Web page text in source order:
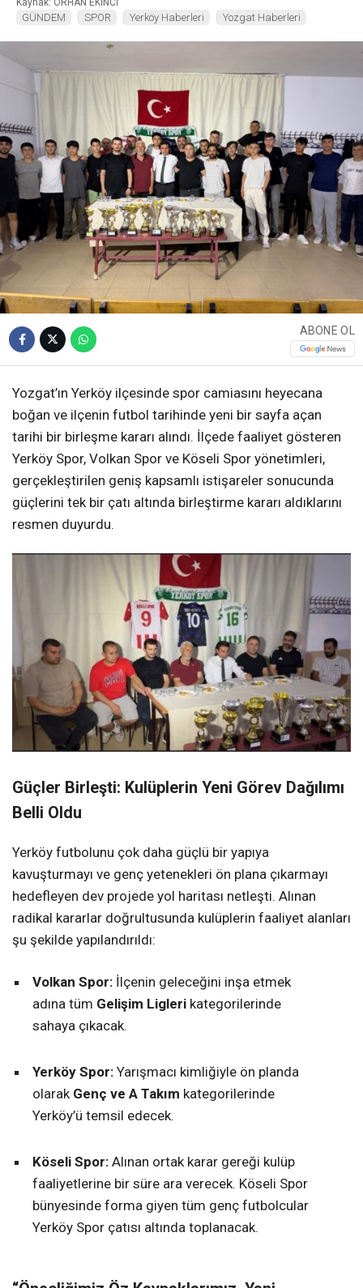
Kaynak: ORHAN EKİNCİ
GÜNDEM SPOR Yerköy Haberleri Yozgat Haberleri
ABONE OL
Yozgat’ın Yerköy ilçesinde spor camiasını heyecana
boğan ve ilçenin futbol tarihinde yeni bir sayfa açan
tarihi bir birleşme kararı alındı. İlçede faaliyet gösteren
Yerköy Spor, Volkan Spor ve Köseli Spor yönetimleri,
gerçekleştirilen geniş kapsamlı istişareler sonucunda
güçlerini tek bir çatı altında birleştirme kararı aldıklarını
resmen duyurdu.
Güçler Birleşti: Kulüplerin Yeni Görev Dağılımı
Belli Oldu
Yerköy futbolunu çok daha güçlü bir yapıya
kavuşturmayı ve genç yetenekleri ön plana çıkarmayı
hedefleyen dev projede yol haritası netleşti. Alınan
radikal kararlar doğrultusunda kulüplerin faaliyet alanları
şu şekilde yapılandırıldı:
Volkan Spor: İlçenin geleceğini inşa etmek
adına tüm Gelişim Ligleri kategorilerinde
sahaya çıkacak.
Yerköy Spor: Yarışmacı kimliğiyle ön planda
olarak Genç ve A Takım kategorilerinde
Yerköy’ü temsil edecek.
Köseli Spor: Alınan ortak karar gereği kulüp
faaliyetlerine bir süre ara verecek. Köseli Spor
bünyesinde forma giyen tüm genç futbolcular
Yerköy Spor çatısı altında toplanacak.